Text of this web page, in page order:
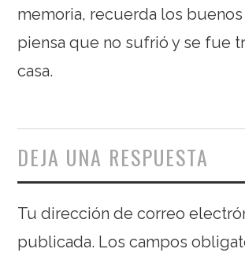
memoria, recuerda los
piensa que no sufrió y se fue
casa.
DEJA UNA RESPUESTA
Tu dirección de correo
publicada. Los campos